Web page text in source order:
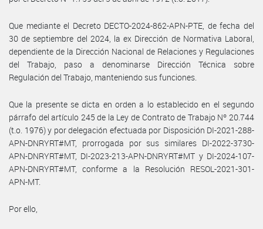
Que mediante el Decreto DECTO-2024-862-APN-PTE, de fecha del
30 de septiembre del 2024, la ex Dirección de Normativa Laboral,
dependiente de la Dirección Nacional de Relaciones y Regulaciones
del Trabajo, paso a denominarse Dirección Técnica sobre
Regulación del Trabajo, manteniendo sus funciones.
Que la presente se dicta en orden a lo establecido en el segundo
párrafo del artículo 245 de la Ley de Contrato de Trabajo Nº 20.744
(t.o. 1976) y por delegación efectuada por Disposición DI-2021-288-
APN-DNRYRT#MT, prorrogada por sus similares DI-2022-3730-
APN-DNRYRT#MT, DI-2023-213-APN-DNRYRT#MT y DI-2024-107-
APN-DNRYRT#MT, conforme a la Resolución RESOL-2021-301-
APN-MT.
Por ello,